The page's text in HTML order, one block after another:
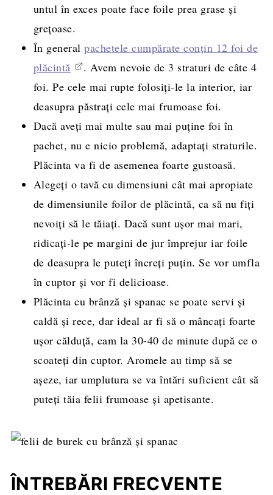
untul în exces poate face foile prea grase și
grețoase.
În generalpachetele cumpărate conțin 12 foi de
plăcintă
. Avem nevoie de 3 straturi de câte 4
foi. Pe cele mai rupte folosiți-le la interior, iar
deasupra păstrați cele mai frumoase foi.
Dacă aveți mai multe sau mai puține foi în
pachet, nu e nicio problemă, adaptați straturile.
Plăcinta va fi de asemenea foarte gustoasă.
Alegeți o tavă cu dimensiuni cât mai apropiate
de dimensiunile foilor de plăcintă, ca să nu fiți
nevoiți să le tăiați. Dacă sunt ușor mai mari,
ridicați-le pe margini de jur împrejur iar foile
de deasupra le puteți încreți puțin. Se vor umfla
în cuptor și vor fi delicioase.
Plăcinta cu brânză și spanac se poate servi și
caldă și rece, dar ideal ar fi să o mâncați foarte
ușor călduță, cam la 30-40 de minute după ce o
scoateți din cuptor. Aromele au timp să se
așeze, iar umplutura se va întări suficient cât să
puteți tăia felii frumoase și apetisante.
ÎNTREBĂRI FRECVENTE